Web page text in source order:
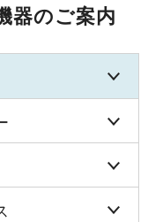
器のご案内